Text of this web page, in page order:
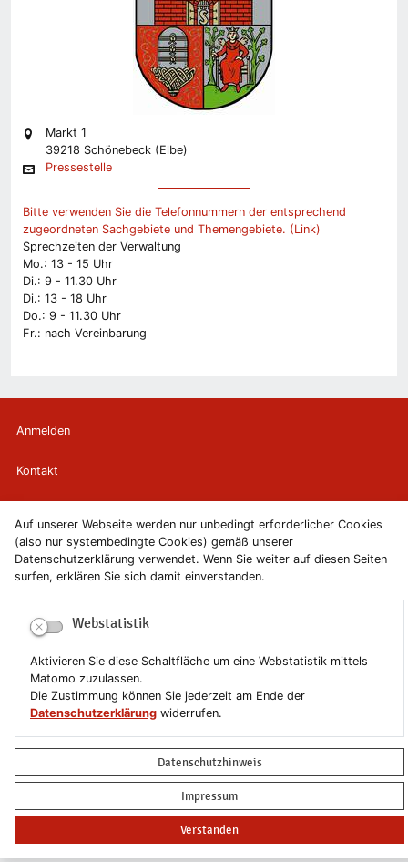
Auf unserer Webseite werden nur unbedingt erforderlicher Cookies
(also nur systembedingte Cookies) gemäß unserer
Datenschutzerklärung verwendet. Wenn Sie weiter auf diesen Seiten
surfen, erklären Sie sich damit einverstanden.
Webstatistik
Aktivieren Sie diese Schaltfläche um eine Webstatistik mittels
Matomo zuzulassen.
Die Zustimmung können Sie jederzeit am Ende der
Datenschutzerklärung widerrufen.
Datenschutzhinweis
Impressum
Verstanden
Markt 1
39218 Schönebeck (Elbe)
Pressestelle
Bitte verwenden Sie die Telefonnummern der entsprechend
zugeordneten Sachgebiete und Themengebiete. (Link)
Sprechzeiten der Verwaltung
Mo.: 13 - 15 Uhr
Di.: 9 - 11.30 Uhr
Di.: 13 - 18 Uhr
Do.: 9 - 11.30 Uhr
Fr.: nach Vereinbarung
Anmelden
Kontakt
Newsletterabmeldung
Datenschutzerklärung
Erklärung zur Barrierefreiheit
Leichte Sprache
Copyright © 2019-2026 Stadt Schönebeck (Elbe)